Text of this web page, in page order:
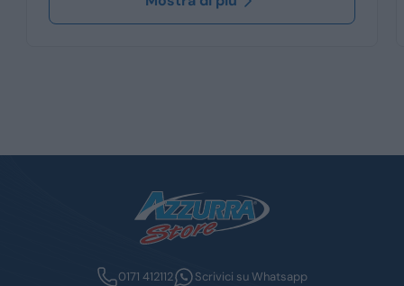
0171 412112 Scrivici su Whatsapp